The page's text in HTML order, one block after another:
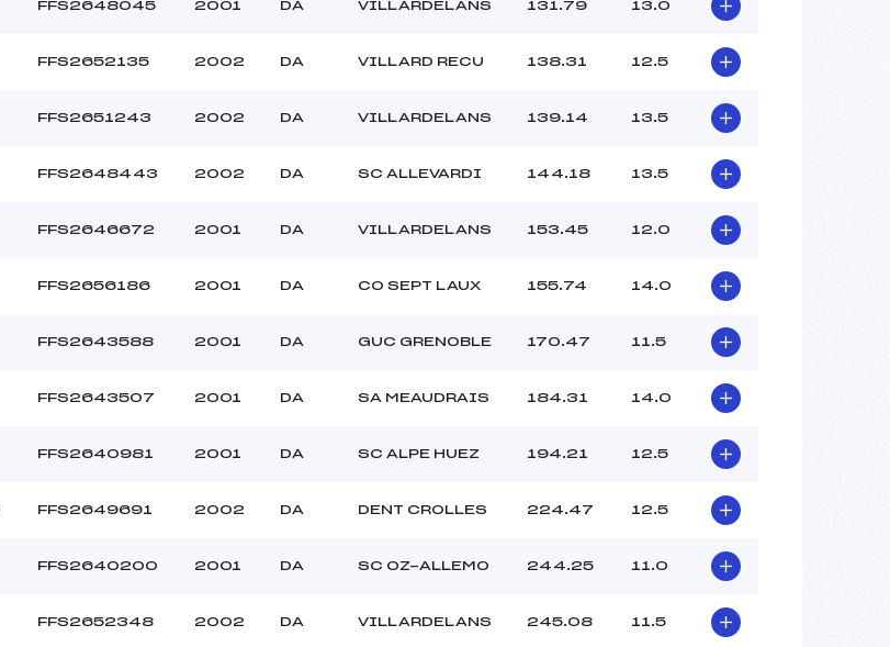
-24
255.0000
FFS2648045 2001 DA VILLARDELANS 131.79 13.0
FFS2652135 2002 DA VILLARD RECU 138.31 12.5
FFS2651243 2002 DA VILLARDELANS 139.14 13.5
FFS2648443 2002 DA SC ALLEVARDI 144.18 13.5
FFS2646672 2001 DA VILLARDELANS 153.45 12.0
FFS2656186 2001 DA CO SEPT LAUX 155.74 14.0
FFS2643588 2001 DA GUC GRENOBLE 170.47 11.5
FFS2643507 2001 DA SA MEAUDRAIS 184.31 14.0
FFS2640981 2001 DA SC ALPE HUEZ 194.21 12.5
FFS2649691 2002 DA DENT CROLLES 224.47 12.5
FFS2640200 2001 DA SC OZ-ALLEMO 244.25 11.0
FFS2652348 2002 DA VILLARDELANS 245.08 11.5